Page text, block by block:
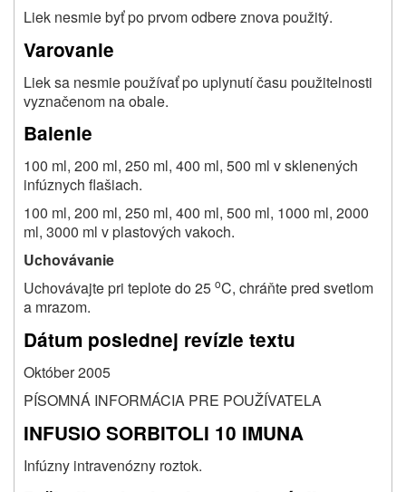
Liek nesmie byť po prvom odbere znova použitý.
Varovanie
Liek sa nesmie používať po uplynutí času použitelnosti
vyznačenom na obale.
Balenie
100 ml, 200 ml, 250 ml, 400 ml, 500 ml v sklenených
infúznych flašiach.
100 ml, 200 ml, 250 ml, 400 ml, 500 ml, 1000 ml, 2000
ml, 3000 ml v plastových vakoch.
Uchovávanie
Uchovávajte pri teplote do 25 oC, chráňte pred svetlom
a mrazom.
Dátum poslednej revízie textu
Október 2005
PÍSOMNÁ INFORMÁCIA PRE POUŽÍVATELA
INFUSIO SORBITOLI 10 IMUNA
Infúzny intravenózny roztok.